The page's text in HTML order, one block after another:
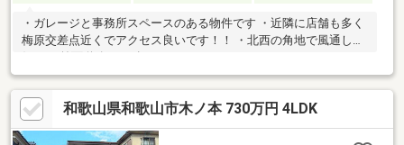
・ガレージと事務所スペースのある物件です ・近隣に店舗も多く
梅原交差点近くでアクセス良いです！！ ・北西の角地で風通し良
和歌山県和歌山市木ノ本 730万円 4LDK